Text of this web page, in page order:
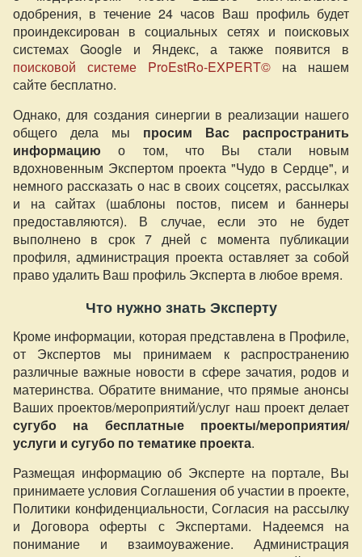
одобрения, в течение 24 часов Ваш профиль будет
проиндексирован в социальных сетях и поисковых
системах Google и Яндекс, а также появится в
поисковой системе ProEstRo-EXPERT© на нашем
сайте бесплатно.
Однако, для создания синергии в реализации нашего
общего дела мы просим Вас распространить
информацию о том, что Вы стали новым
вдохновенным Экспертом проекта "Чудо в Сердце", и
немного рассказать о нас в своих соцсетях, рассылках
и на сайтах (шаблоны постов, писем и баннеры
предоставляются). В случае, если это не будет
выполнено в срок 7 дней с момента публикации
профиля, администрация проекта оставляет за собой
право удалить Ваш профиль Эксперта в любое время.
Что нужно знать Эксперту
Кроме информации, которая представлена в Профиле,
от Экспертов мы принимаем к распространению
различные важные новости в сфере зачатия, родов и
материнства. Обратите внимание, что прямые анонсы
Ваших проектов/мероприятий/услуг наш проект делает
сугубо на бесплатные проекты/мероприятия/
услуги и сугубо по тематике проекта.
Размещая информацию об Эксперте на портале, Вы
принимаете условия Соглашения об участии в проекте,
Политики конфиденциальности, Согласия на рассылку
и Договора оферты с Экспертами. Надеемся на
понимание и взаимоуважение. Администрация